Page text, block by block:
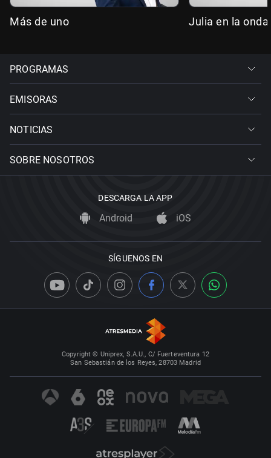
Más de uno Julia en la onda
PROGRAMAS
EMISORAS
NOTICIAS
SOBRE NOSOTROS
DESCARGA LA APP
Android iOS
SÍGUENOS EN
Copyright © Uniprex, S.A.U., C/ Fuerteventura 12
San Sebastián de los Reyes, 28703 Madrid